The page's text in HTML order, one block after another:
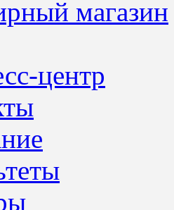
магазин
центр